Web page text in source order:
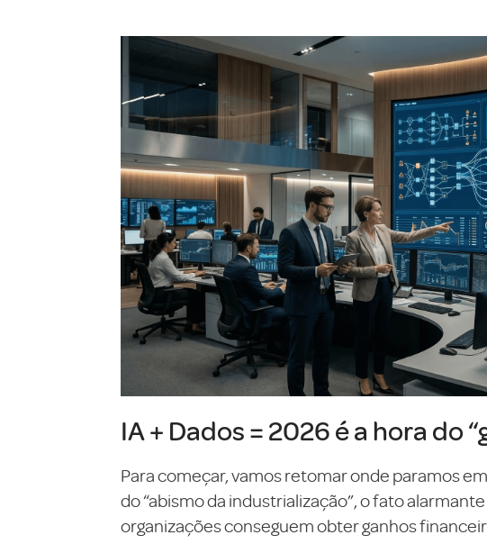
IA + Dados = 2026 é a hora do
Para começar, vamos retomar onde paramos
do “abismo da industrialização”, o fato
organizações conseguem obter ganhos